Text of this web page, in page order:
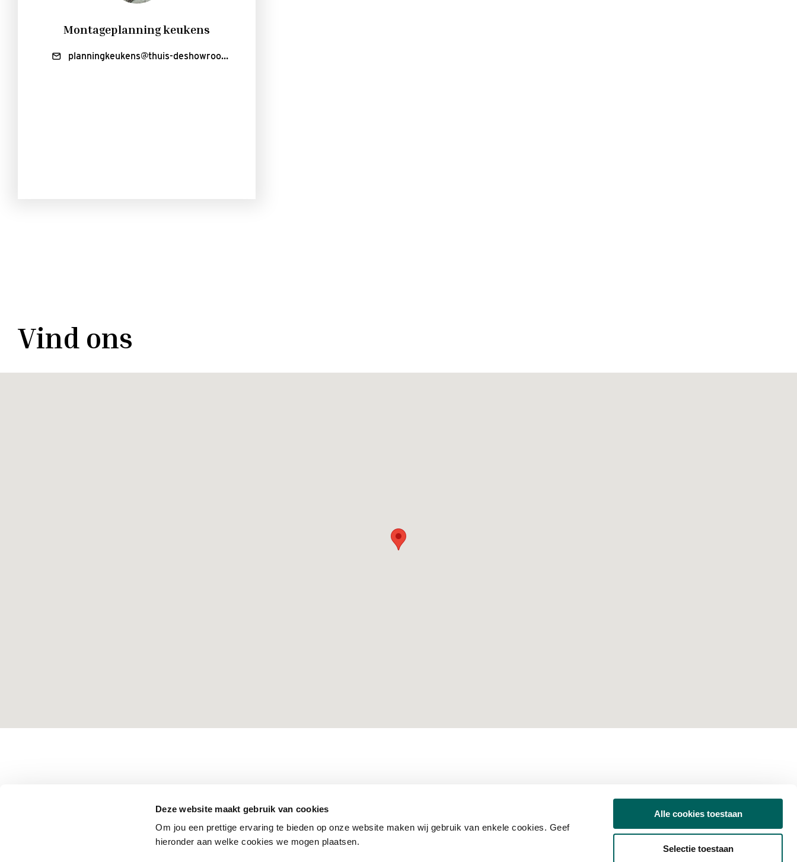
Deze website maakt gebruik van cookies
Om jou een prettige ervaring te bieden op onze website maken wij gebruik van enkele cookies. Geef
hieronder aan welke cookies we mogen plaatsen.
Alle cookies toestaan
Selectie toestaan
Montageplanning keukens
planningkeukens@thuis-deshowroom.nl
Vind ons
2026 © Dit is een ontwikkeling van